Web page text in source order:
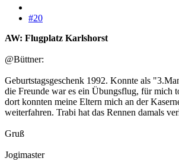
#20
AW: Flugplatz Karlshorst
@Büttner:
Geburtstagsgeschenk 1992. Konnte als
die Freunde war es ein Übungsflug, für mich
dort konnten meine Eltern mich an der
weiterfahren. Trabi hat das Rennen damals
Gruß
Jogimaster